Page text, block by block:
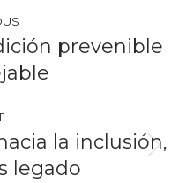
prevenible
la inclusión,
legado